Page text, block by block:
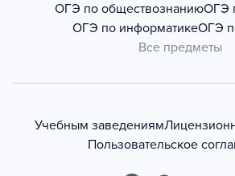
ОГЭ по обществознаниюОГЭ
ОГЭ по информатикеОГЭ
Все предметы
Учебным заведениям
Пользовательское